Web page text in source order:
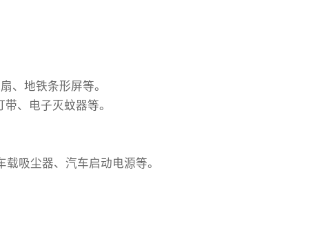
、地铁条形屏等。
、电子灭蚊器等。
吸尘器、汽车启动电源等。